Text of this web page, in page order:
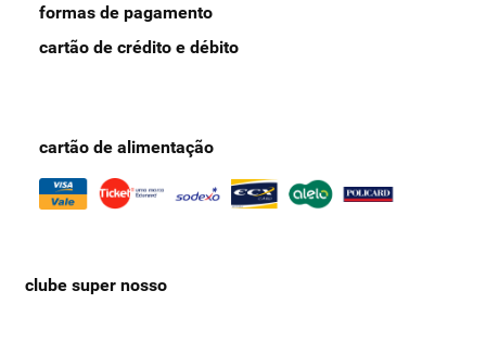
formas de pagamento
cartão de crédito e débito
cartão de alimentação
clube super nosso